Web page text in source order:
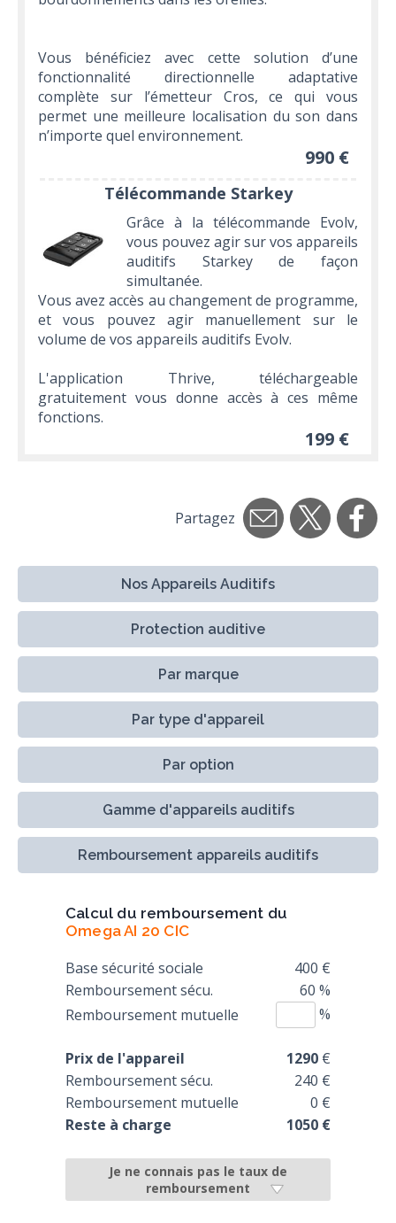
Vous bénéficiez avec cette solution d’une
fonctionnalité directionnelle adaptative
complète sur l’émetteur Cros, ce qui vous
permet une meilleure localisation du son dans
n’importe quel environnement.
990 €
Télécommande Starkey
Grâce à la télécommande Evolv,
vous pouvez agir sur vos appareils
auditifs Starkey de façon
simultanée.
Vous avez accès au changement de programme,
et vous pouvez agir manuellement sur le
volume de vos appareils auditifs Evolv.
L'application Thrive, téléchargeable
gratuitement vous donne accès à ces même
fonctions.
199 €
Partagez
Nos Appareils Auditifs
Protection auditive
Par marque
Par type d'appareil
Par option
Gamme d'appareils auditifs
Remboursement appareils auditifs
Calcul du remboursement du
Omega AI 20 CIC
Base sécurité sociale
400 €
Remboursement sécu.
60 %
Remboursement mutuelle
%
Prix de l'appareil 1290 €
Remboursement sécu.
240 €
Remboursement mutuelle
0 €
Reste à charge
1050 €
Je ne connais pas le taux de
remboursement